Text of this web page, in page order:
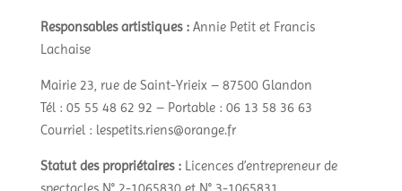
Responsables artistiques :Annie Petit et Francis
Lachaise
Mairie 23, rue de Saint-Yrieix – 87500 Glandon
Tél : 05 55 48 62 92 – Portable : 06 13 58 36 63
Courriel : lespetits.riens@orange.fr
Statut des propriétaires :Licences d’entrepreneur de